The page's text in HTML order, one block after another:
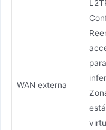
WAN externa